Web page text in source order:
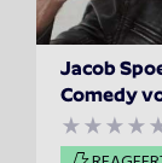
Jacob
Comedy